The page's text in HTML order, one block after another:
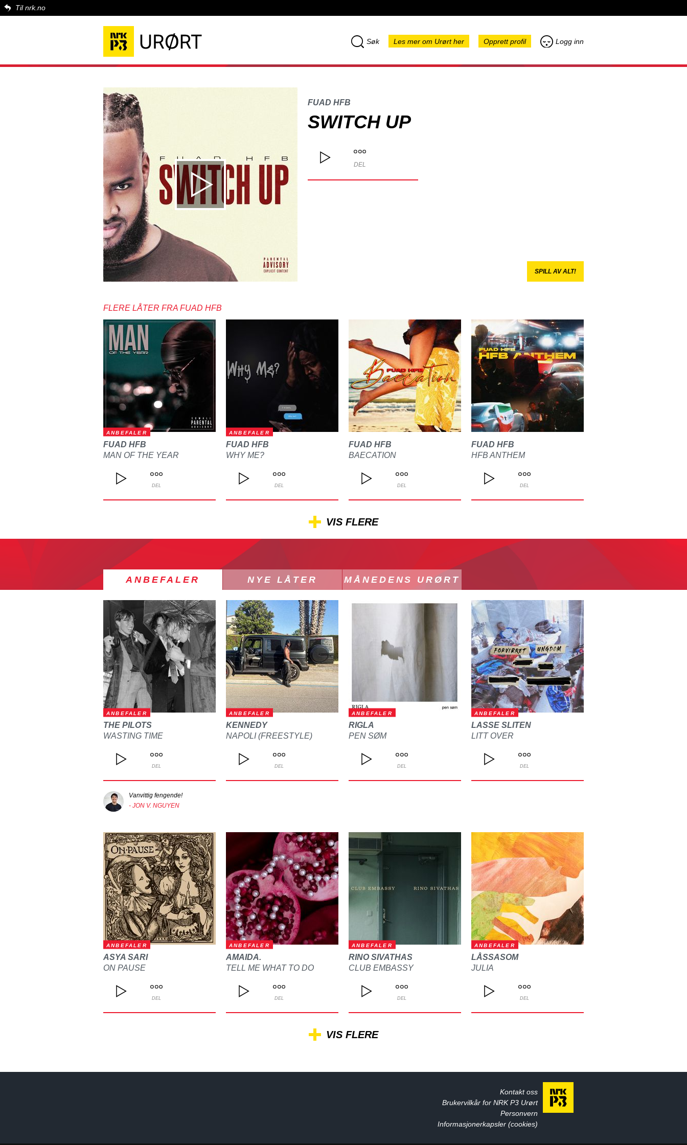
Til nrk.no
Søk Les mer om Urørt her Opprett profil Logg inn
FUAD HFB
SWITCH UP
DEL
SPILL AV ALT!
FLERE LÅTER FRA FUAD HFB
ANBEFALER
FUAD HFB
MAN OF THE YEAR
DEL
ANBEFALER
FUAD HFB
WHY ME?
DEL
FUAD HFB
BAECATION
DEL
FUAD HFB
HFB ANTHEM
DEL
VIS FLERE
ANBEFALER NYE LÅTER MÅNEDENS URØRT
ANBEFALER
THE PILOTS
WASTING TIME
DEL
Vanvittig fengende!
- JON V. NGUYEN
ANBEFALER
KENNEDY
NAPOLI (FREESTYLE)
DEL
ANBEFALER
RIGLA
PEN SØM
DEL
ANBEFALER
LASSE SLITEN
LITT OVER
DEL
ANBEFALER
ASYA SARI
ON PAUSE
DEL
ANBEFALER
AMAIDA.
TELL ME WHAT TO DO
DEL
ANBEFALER
RINO SIVATHAS
CLUB EMBASSY
DEL
ANBEFALER
LÅSSASOM
JULIA
DEL
VIS FLERE
Kontakt oss
Brukervilkår for NRK P3 Urørt
Personvern
Informasjonerkapsler (cookies)